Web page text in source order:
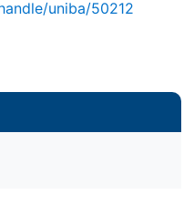
uniba/50212